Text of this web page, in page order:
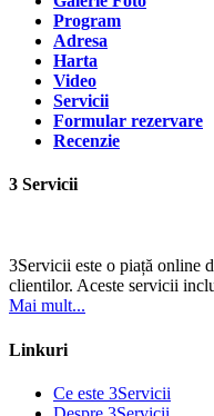
Program
Adresa
Harta
Video
Servicii
Formular rezervare
Recenzie
3 Servicii
3Servicii este o piață online
clientilor. Aceste servicii
Mai mult...
Linkuri
Ce este 3Servicii